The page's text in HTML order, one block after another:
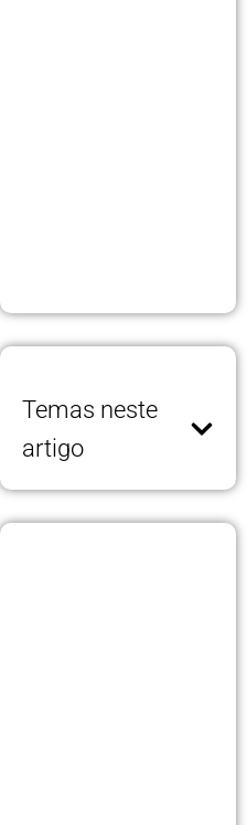
Temas neste
artigo